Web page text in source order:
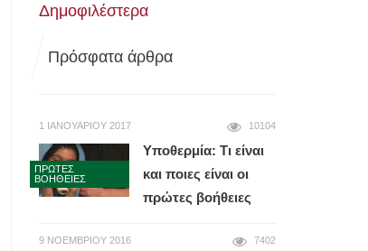
Δημοφιλέστερα
Πρόσφατα άρθρα
1 ΙΑΝΟΥΑΡΊΟΥ 2017 10104
ΠΡΏΤΕΣ
ΒΟΉΘΕΙΕΣ
Υποθερμία: Τι είναι
και ποιες είναι οι
πρώτες βοήθειες
9 ΝΟΕΜΒΡΊΟΥ 2016 7402